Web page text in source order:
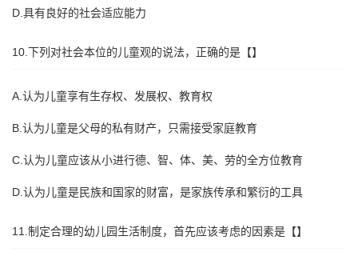
D.具有良好的社会适应能力
10.下列对社会本位的儿童观的说法，正确的是【】
A.认为儿童享有生存权、发展权、教育权
B.认为儿童是父母的私有财产，只需接受家庭教育
C.认为儿童应该从小进行德、智、体、美、劳的全方位教育
D.认为儿童是民族和国家的财富，是家族传承和繁衍的工具
11.制定合理的幼儿园生活制度，首先应该考虑的因素是【】